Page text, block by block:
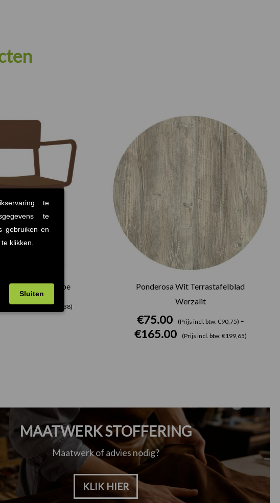
armstoel taupe
(Prijs incl. btw: €94,38)
Ponderosa Wit Terrastafelblad
Werzalit
€75.00 (Prijs incl. btw: €90,75) -
€165.00 (Prijs incl. btw: €199,65)
€165.00
MAATWERK STOFFERING
Maatwerk of advies nodig?
KLIK HIER